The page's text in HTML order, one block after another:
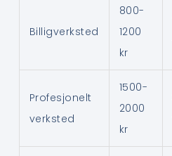
Billigverksted
800-
1200
kr
Profesjonelt
verksted
1500-
2000
kr